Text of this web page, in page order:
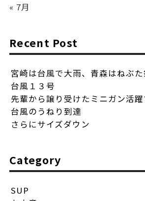
« 7月
Recent Post
宮崎は台風で大雨、青森はねぶた
台風１３号
先輩から譲り受けたミニガン活
台風のうねり到達
さらにサイズダウン
Category
SUP